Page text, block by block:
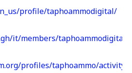
profile/taphoammodigital/
it/members/taphoammodigital/
profiles/taphoammo/activity